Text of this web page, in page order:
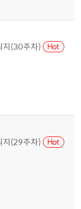
지(30주차)
지(29주차)